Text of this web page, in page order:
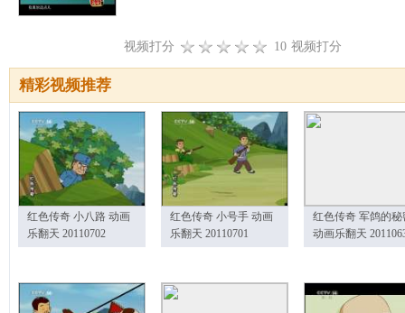
视频打分 10 视频打分
精彩视频推荐
红色传奇 小八路 动画
乐翻天 20110702
红色传奇 小号手 动画
乐翻天 20110701
红色传奇 军鸽的秘
动画乐翻天